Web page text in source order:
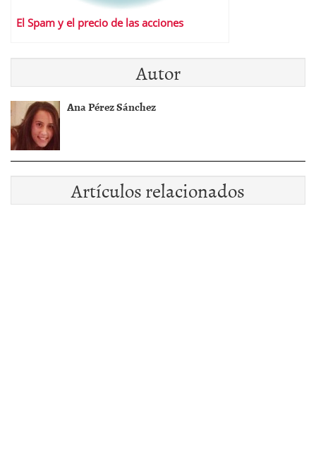
El Spam y el precio de las acciones
Autor
Ana Pérez Sánchez
Artículos relacionados